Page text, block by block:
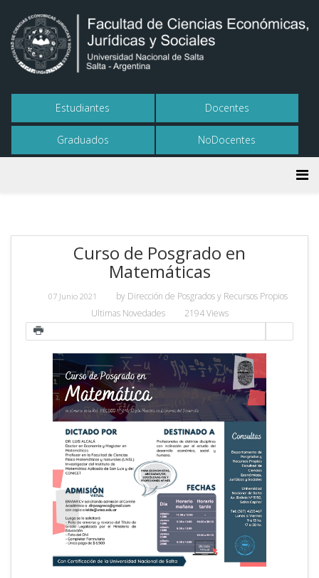
Estudiantes Docentes
Graduados NoDocentes
Curso de Posgrado en
Matemáticas
07 Junio 2021 by Dirección de Posgrados y Recursos Propios
Ultimas Novedades
2194 Views